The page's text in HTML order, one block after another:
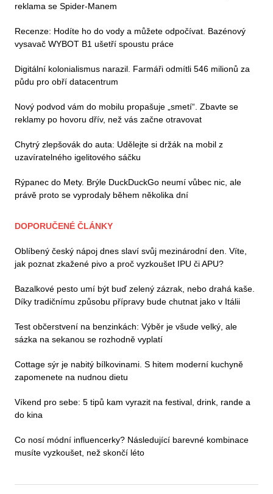
reklama se Spider-Manem
Recenze: Hodíte ho do vody a můžete odpočívat. Bazénový
vysavač WYBOT B1 ušetří spoustu práce
Digitální kolonialismus narazil. Farmáři odmítli 546 milionů za
půdu pro obří datacentrum
Nový podvod vám do mobilu propašuje „smetí“. Zbavte se
reklamy po hovoru dřív, než vás začne otravovat
Chytrý zlepšovák do auta: Udělejte si držák na mobil z
uzavíratelného igelitového sáčku
Rýpanec do Mety. Brýle DuckDuckGo neumí vůbec nic, ale
právě proto se vyprodaly během několika dní
DOPORUČENÉ ČLÁNKY
Oblíbený český nápoj dnes slaví svůj mezinárodní den. Víte,
jak poznat zkažené pivo a proč vyzkoušet IPU či APU?
Bazalkové pesto umí být buď zelený zázrak, nebo drahá kaše.
Díky tradičnímu způsobu přípravy bude chutnat jako v Itálii
Test občerstvení na benzinkách: Výběr je všude velký, ale
sázka na sekanou se rozhodně vyplatí
Cottage sýr je nabitý bílkovinami. S hitem moderní kuchyně
zapomenete na nudnou dietu
Víkend pro sebe: 5 tipů kam vyrazit na festival, drink, rande a
do kina
Co nosí módní influencerky? Následující barevné kombinace
musíte vyzkoušet, než skončí léto